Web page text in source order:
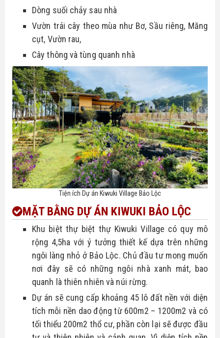
Dòng suối chảy sau nhà
Vườn trái cây theo mùa như Bơ, Sầu riêng, Măng
cụt, Vườn rau,
Cây thông và tùng quanh nhà
Tiện ích Dự án Kiwuki Village Bảo Lộc
MẶT BẰNG DỰ ÁN KIWUKI BẢO LỘC
Khu biệt thự biệt thự Kiwuki Village có quy mô
rộng 4,5ha với ý tưởng thiết kế dựa trên những
ngôi làng nhỏ ở Bảo Lộc. Chủ đầu tư mong muốn
nơi đây sẽ có những ngôi nhà xanh mát, bao
quanh là thiên nhiên và núi rừng.
Dự án sẽ cung cấp khoảng 45 lô đất nền với diện
tích mỗi nền dao động từ 600m2 – 1200m2 và có
tối thiểu 200m2 thổ cư, phần còn lại sẽ được đầu